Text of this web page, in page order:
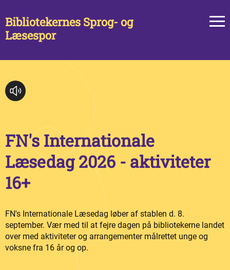
Bibliotekernes Sprog- og
Læsespor
FN's Internationale
Læsedag 2026 - aktiviteter
16+
FN's Internationale Læsedag løber af stablen d. 8.
september. Vær med til at fejre dagen på bibliotekerne landet
over med aktiviteter og arrangementer målrettet unge og
voksne fra 16 år og op.